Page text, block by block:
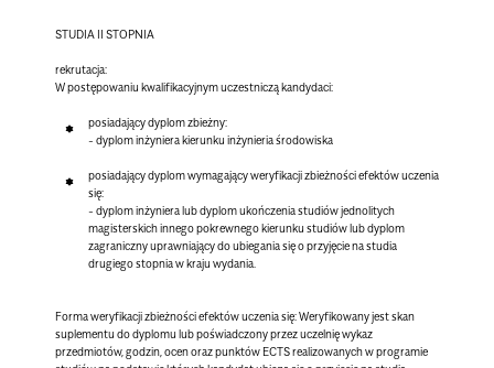
STUDIA II STOPNIA
rekrutacja:
W postępowaniu kwalifikacyjnym uczestniczą kandydaci:
posiadający dyplom zbieżny:
- dyplom inżyniera kierunku inżynieria środowiska
posiadający dyplom wymagający weryfikacji zbieżności efektów uczenia
się:
- dyplom inżyniera lub dyplom ukończenia studiów jednolitych
magisterskich innego pokrewnego kierunku studiów lub dyplom
zagraniczny uprawniający do ubiegania się o przyjęcie na studia
drugiego stopnia w kraju wydania.
Forma weryfikacji zbieżności efektów uczenia się:Weryfikowany jest skan
suplementu do dyplomu lub poświadczony przez uczelnię wykaz
przedmiotów, godzin, ocen oraz punktów ECTS realizowanych w programie